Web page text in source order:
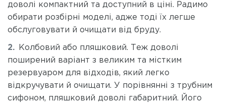
доволі компактний та доступний в ціні. Радимо
обирати розбірні моделі, адже тоді їх легше
обслуговувати й очищати від бруду.
Колбовий або пляшковий. Теж доволі
поширений варіант з великим та містким
резервуаром для відходів, який легко
відкручувати й очищати. У порівнянні з трубним
сифоном, пляшковий доволі габаритний. Його